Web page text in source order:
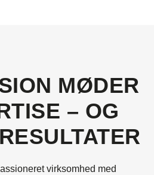
MØDER
– OG
virksomhed med